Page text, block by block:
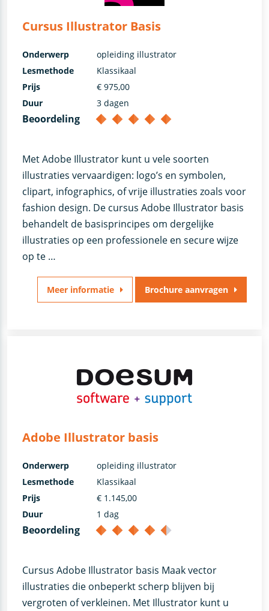
Cursus Illustrator Basis
Met Adobe Illustrator kunt u vele soorten
illustraties vervaardigen: logo’s en symbolen,
clipart, infographics, of vrije illustraties zoals voor
fashion design. De cursus Adobe Illustrator basis
behandelt de basisprincipes om dergelijke
illustraties op een professionele en secure wijze
op te …
Onderwerp
opleiding illustrator
Lesmethode
Klassikaal
Prijs
€ 975,00
Duur
3 dagen
Beoordeling
Meer informatie Brochure aanvragen
Adobe Illustrator basis
Cursus Adobe Illustrator basis Maak vector
illustraties die onbeperkt scherp blijven bij
vergroten of verkleinen. Met Illustrator kunt u
Onderwerp
opleiding illustrator
Lesmethode
Klassikaal
Prijs
€ 1.145,00
Duur
1 dag
Beoordeling